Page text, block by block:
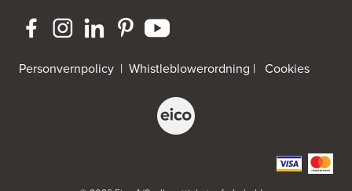
Personvernpolicy | Whistleblowerordning | Cookies